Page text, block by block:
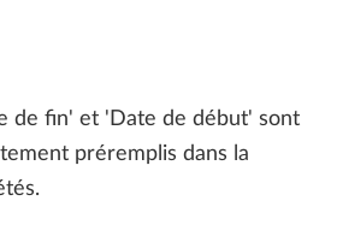
de fin' et 'Date de début' sont
préremplis dans la